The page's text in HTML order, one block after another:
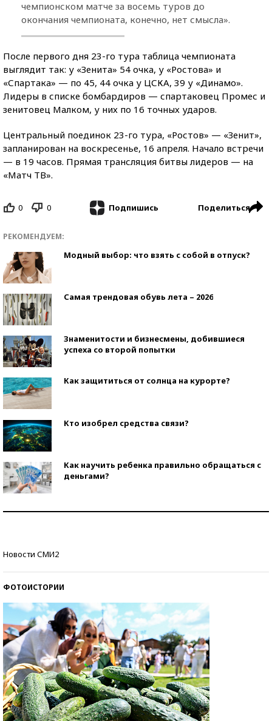
чемпионском матче за восемь туров до
окончания чемпионата, конечно, нет смысла».
После первого дня 23-го тура таблица чемпионата
выглядит так: у «Зенита» 54 очка, у «Ростова» и
«Спартака» — по 45, 44 очка у ЦСКА, 39 у «Динамо».
Лидеры в списке бомбардиров — спартаковец Промес и
зенитовец Малком, у них по 16 точных ударов.
Центральный поединок 23-го тура, «Ростов» — «Зенит»,
запланирован на воскресенье, 16 апреля. Начало встречи
— в 19 часов. Прямая трансляция битвы лидеров — на
«Матч ТВ».
0 0 Подпишись Поделиться
РЕКОМЕНДУЕМ:
Модный выбор: что взять с собой в отпуск?
Самая трендовая обувь лета – 2026
Знаменитости и бизнесмены, добившиеся
успеха со второй попытки
Как защититься от солнца на курорте?
Кто изобрел средства связи?
Как научить ребенка правильно обращаться с
деньгами?
Новости СМИ2
ФОТОИСТОРИИ